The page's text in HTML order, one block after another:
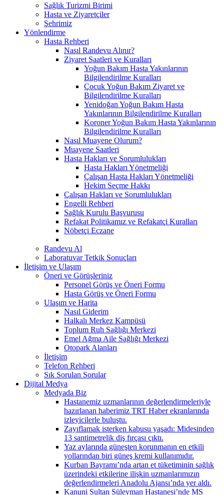
Sağlık Turizmi Birimi
Hasta ve Ziyaretçiler
Şehrimiz
Yönlendirme
Hasta Rehberi
Nasıl Randevu Alınır?
Ziyaret Saatleri ve Kuralları
Yoğun Bakım Hasta Yakınlarının
Bilgilendirilme Kuralları
Çocuk Yoğun Bakım Ziyaret ve
Bilgilendirilme Kuralları
Yenidoğan Yoğun Bakım Hasta
Yakınlarının Bilgilendirilme Kuralları
Koroner Yoğun Bakım Hasta Yakınlarının
Bilgilendirilme Kuralları
Nasıl Muayene Olurum?
Muayene Saatleri
Hasta Hakları ve Sorumlulukları
Hasta Hakları Yönetmeliği
Çalışan Hasta Hakları Yönetmeliği
Hekim Seçme Hakkı
Çalışan Hakları ve Sorumlulukları
Engelli Rehberi
Sağlık Kurulu Başvurusu
Refakat Politikamız ve Refakatçi Kuralları
Nöbetçi Eczane
Randevu Al
Laboratuvar Tetkik Sonuçları
İletişim ve Ulaşım
Öneri ve Görüşleriniz
Personel Görüş ve Öneri Formu
Hasta Görüş ve Öneri Formu
Ulaşım ve Harita
Nasıl Giderim
Halkalı Merkez Kampüsü
Toplum Ruh Sağlığı Merkezi
Emel Ağma Aile Sağlığı Merkezi
Otopark Alanları
İletişim
Telefon Rehberi
Sık Sorulan Sorular
Dijital Medya
Medyada Biz
Hastanemiz uzmanlarının değerlendirmeleriyle
hazırlanan haberimiz TRT Haber ekranlarında
izleyicilerle buluştu.
Zayıflamak isterken kabusu yaşadı: Midesinden
13 santimetrelik diş fırçası çıktı.
Yaz aylarında güneşten korunmanın en etkili
yollarından biri güneş kremi kullanımıdır.
Kurban Bayramı’nda artan et tüketiminin sağlık
üzerindeki etkilerine ilişkin uzmanlarımızın
değerlendirmeleri Anadolu Ajansı’nda yer aldı.
Kanuni Sultan Süleyman Hastanesi’nde MS